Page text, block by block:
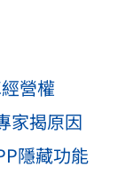
營權
家揭原因
隱藏功能